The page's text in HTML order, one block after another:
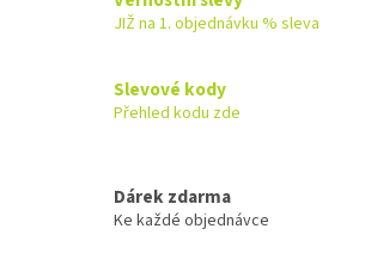
á
y
JIŽ na 1. objednávku % sleva
Slevové kody
Přehled kodu zde
Dárek zdarma
Ke každé objednávce